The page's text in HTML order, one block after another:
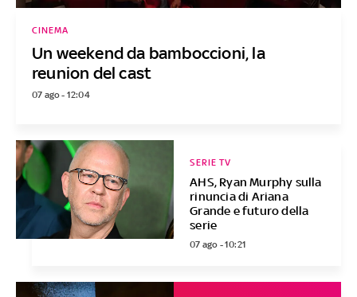
Un weekend da bamboccioni, la
reunion del cast
CINEMA
07 ago - 12:04
AHS, Ryan Murphy sulla
rinuncia di Ariana
Grande e futuro della
serie
SERIE TV
07 ago - 10:21